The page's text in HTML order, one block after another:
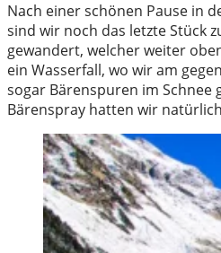
Nach einer schönen Pause in
sind wir noch das letzte Stück
gewandert, welcher weiter
ein Wasserfall, wo wir am
sogar Bärenspuren im Schnee
Bärenspray hatten wir